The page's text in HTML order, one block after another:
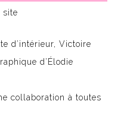
site
d’intérieur, Victoire
d’Élodie
collaboration à toutes